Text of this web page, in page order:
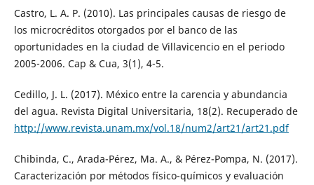
Castro, L. A. P. (2010). Las principales causas de riesgo de
los microcréditos otorgados por el banco de las
oportunidades en la ciudad de Villavicencio en el periodo
2005-2006. Cap & Cua, 3(1), 4-5.
Cedillo, J. L. (2017). México entre la carencia y abundancia
del agua. Revista Digital Universitaria, 18(2). Recuperado de
http://www.revista.unam.mx/vol.18/num2/art21/art21.pdf
Chibinda, C., Arada-Pérez, Ma. A., & Pérez-Pompa, N. (2017).
Caracterización por métodos físico-químicos y evaluación